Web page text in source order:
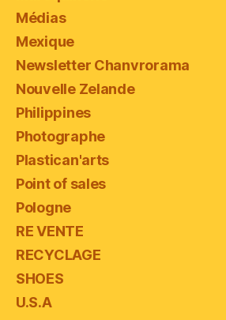
Médias
Mexique
Newsletter Chanvrorama
Nouvelle Zelande
Philippines
Photographe
Plastican'arts
Point of sales
Pologne
RE VENTE
RECYCLAGE
SHOES
U.S.A